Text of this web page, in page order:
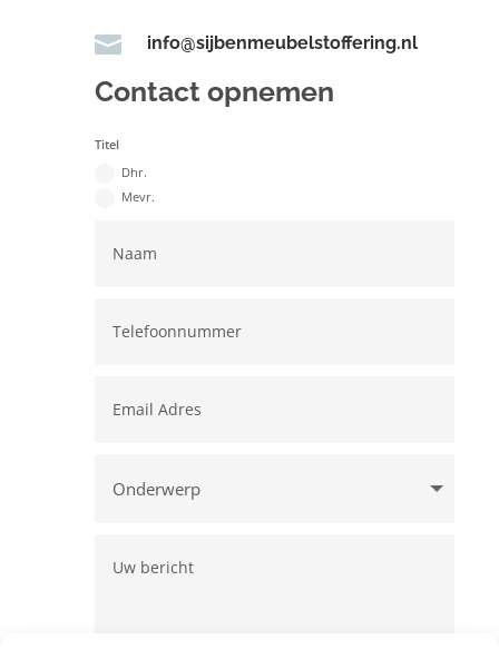
 info@sijbenmeubelstoffering.nl
Contact opnemen
Titel
Dhr.
Mevr.